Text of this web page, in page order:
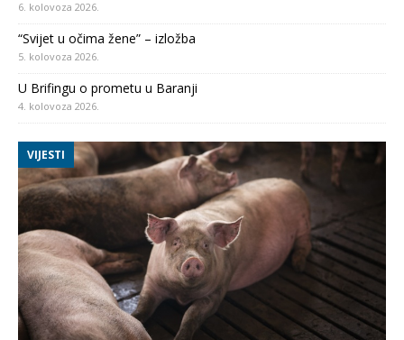
6. kolovoza 2026.
“Svijet u očima žene” – izložba
5. kolovoza 2026.
U Brifingu o prometu u Baranji
4. kolovoza 2026.
VIJESTI